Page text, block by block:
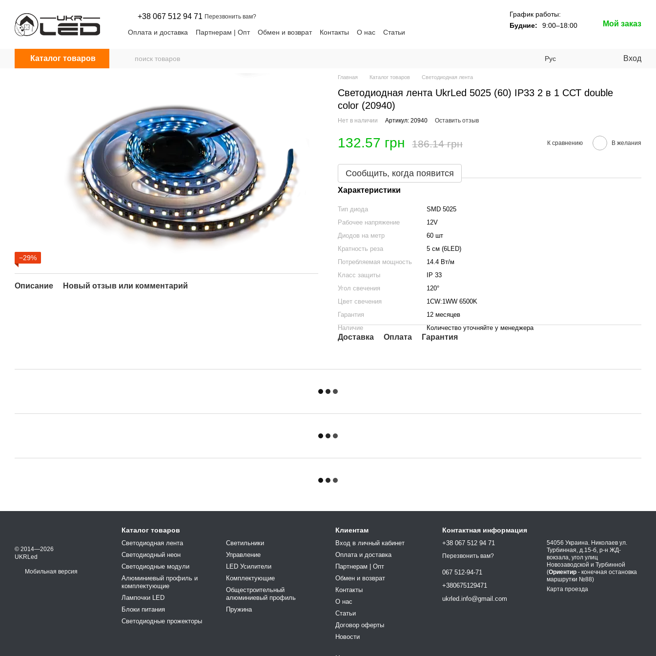
+38 067 512 94 71 Перезвонить вам?
Оплата и доставка Партнерам | Опт Обмен и возврат Контакты О нас
Статьи
График работы:
Будние:
9:00–18:00 Мой заказ
Каталог товаров Рус Вход
−29%
Описание Новый отзыв или комментарий
Главная Каталог товаров Светодиодная лента
Светодиодная лента UkrLed 5025 (60) IP33 2 в 1 ССТ double
color (20940)
Нет в наличии Артикул: 20940 Оставить отзыв
132.57 грн 186.14 грн К сравнению В желания
Сообщить, когда появится
Характеристики
Тип диода
SMD 5025
Рабочее напряжение
12V
Диодов на метр
60 шт
Кратность реза
5 см (6LED)
Потребляемая мощность
14.4 Вт/м
Класс защиты
IP 33
Угол свечения
120°
Цвет свечения
1CW:1WW 6500K
Гарантия
12 месяцев
Наличие
Количество уточняйте у менеджера
Доставка Оплата Гарантия
© 2014—2026
UKRLed
Мобильная версия
Каталог товаров
Светодиодная лента
Светодиодный неон
Светодиодные модули
Алюминиевый профиль и
комплектующие
Лампочки LED
Блоки питания
Светодиодные прожекторы
Светильники
Управление
LED Усилители
Комплектующие
Общестроительный
алюминиевый профиль
Пружина
Клиентам
Вход в личный кабинет
Оплата и доставка
Партнерам | Опт
Обмен и возврат
Контакты
О нас
Статьи
Договор оферты
Новости
Контактная информация
+38 067 512 94 71
Перезвонить вам?
067 512-94-71
+380675129471
ukrled.info@gmail.com
54056 Украина. Николаев ул.
Турбинная, д.15-б, р-н ЖД-
вокзала, угол улиц
Новозаводской и Турбинной
(Ориентир - конечная остановка
маршрутки №88)
Карта проезда